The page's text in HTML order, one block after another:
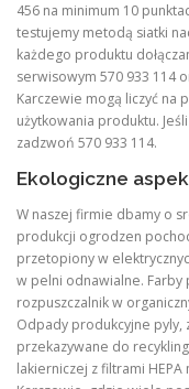
456 na minimum 10
testujemy metodą siatki
każdego produktu
serwisowym 570 933 114
Karczewie mogą liczyć na
użytkowania produktu.
zadzwoń 570 933 114.
Ekologiczne
W naszej firmie dbamy o
produkcji ogrodzen
przetopiony w
w pelni odnawialne. Farby
rozpuszczalnik w
Odpady produkcyjne pyly,
przekazywane do
lakierniczej z filtrami